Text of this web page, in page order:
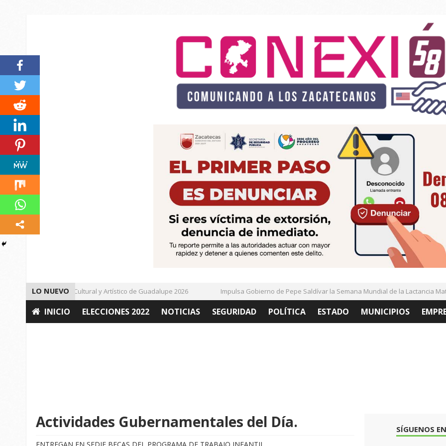
LO NUEVO
Da inicio el Festival Cultural y Artístico de Guadalupe 2026 Impulsa Gobierno de Pepe Saldívar la Semana Mundial de la Lactancia
INICIO ELECCIONES 2022 NOTICIAS SEGURIDAD POLÍTICA ESTADO MUNICIPIOS
Actividades Gubernamentales del Día. SÍGUENOS